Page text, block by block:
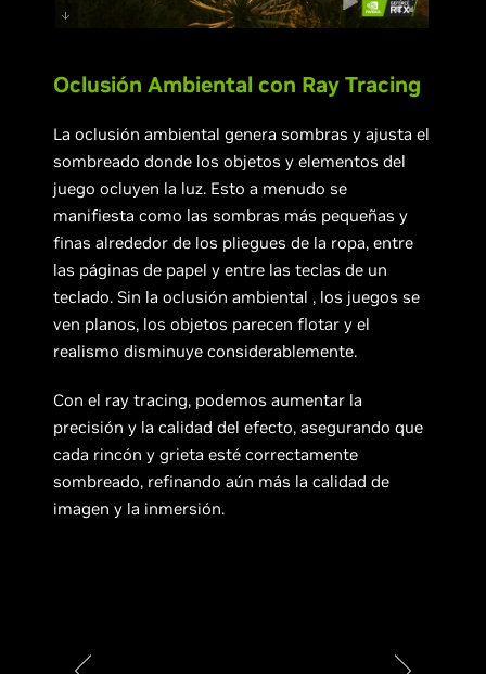
Oclusión Ambiental con Ray Tracing
La oclusión ambiental genera sombras y ajusta el
sombreado donde los objetos y elementos del
juego ocluyen la luz. Esto a menudo se
manifiesta como las sombras más pequeñas y
finas alrededor de los pliegues de la ropa, entre
las páginas de papel y entre las teclas de un
teclado. Sin la oclusión ambiental , los juegos se
ven planos, los objetos parecen flotar y el
realismo disminuye considerablemente.
Con el ray tracing, podemos aumentar la
precisión y la calidad del efecto, asegurando que
cada rincón y grieta esté correctamente
sombreado, refinando aún más la calidad de
imagen y la inmersión.